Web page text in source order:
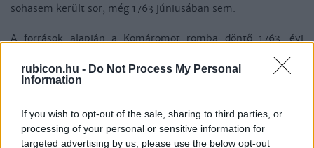
rubicon.hu - Do Not Process My Personal
Information
If you wish to opt-out of the sale, sharing to third parties, or
processing of your personal or sensitive information for
targeted advertising by us, please use the below opt-out
sohasem került sor, még 1763 júniusában sem.
A források alapján a Komáromot romba döntő 1763. évi
földrengés epicentruma Győrtől északkeletre és Komáromtól
északnyugatra helyezkedhetett el, de a föld mozgását még
tanúsága szerint a természeti katasztrófa a Duna-parti
város mellett Ácson, Bábolnán és Győrben is pusztított,